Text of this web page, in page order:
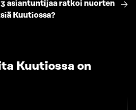
asiantuntijaa ratkoi nuorten
Kuutiossa?
Kuutiossa on